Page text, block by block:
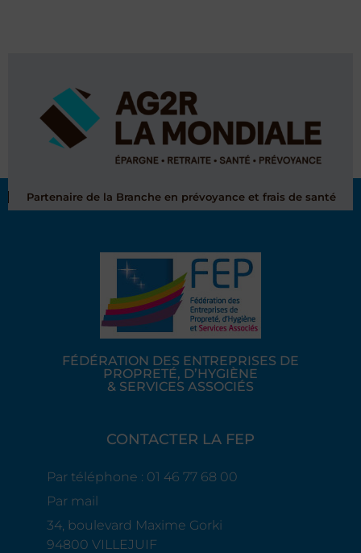
Partenaire de la Branche en prévoyance et frais de santé
FÉDÉRATION DES ENTREPRISES DE
PROPRETÉ, D’HYGIÈNE
& SERVICES ASSOCIÉS
CONTACTER LA FEP
Par téléphone : 01 46 77 68 00
Par mail
34, boulevard Maxime Gorki
94800 VILLEJUIF